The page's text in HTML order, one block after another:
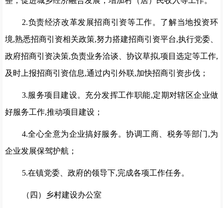
2.负责经济改革发展招商引资等工作。了解当地投资环
境,熟悉招商引资相关政策,努力搭建招商引资平台,执行党委、
政府招商引资决策,负责业务洽谈、协议草拟,项目选定等工作,
及时上报招商引资信息,通过内引外联,加快招商引资步伐；
3.服务项目建设。充分发挥工作职能,定期对辖区企业做
好服务工作,推动项目建设；
4.全心全意为企业搞好服务。协调工商、税务等部门,为
企业发展保驾护航；
5.在镇党委、政府的领导下,完成各项工作任务。
（四）乡村建设办公室